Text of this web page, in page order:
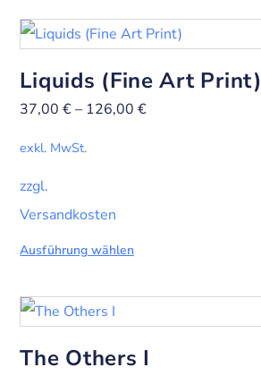
Liquids (Fine Art Print)
37,00€– 126,00€
exkl. MwSt.
zzgl.
Versandkosten
Ausführung wählen
The Others I